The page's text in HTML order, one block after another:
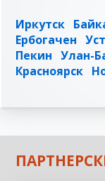
Иркутск
Ербогачен
Пекин Улан-
Красноярск